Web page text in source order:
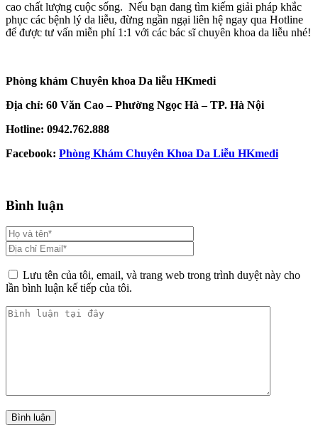
cao chất lượng cuộc sống. Nếu bạn đang tìm kiếm giải pháp khắc
phục các bệnh lý da liễu, đừng ngần ngại liên hệ ngay qua Hotline
để được tư vấn miễn phí 1:1 với các bác sĩ chuyên khoa da liễu nhé!
Phòng khám Chuyên khoa Da liễu HKmedi
Địa chỉ: 60 Văn Cao – Phường Ngọc Hà – TP. Hà Nội
Hotline: 0942.762.888
Facebook: Phòng Khám Chuyên Khoa Da Liễu HKmedi
Bình luận
Lưu tên của tôi, email, và trang web trong trình duyệt này cho
lần bình luận kế tiếp của tôi.
Bình luận